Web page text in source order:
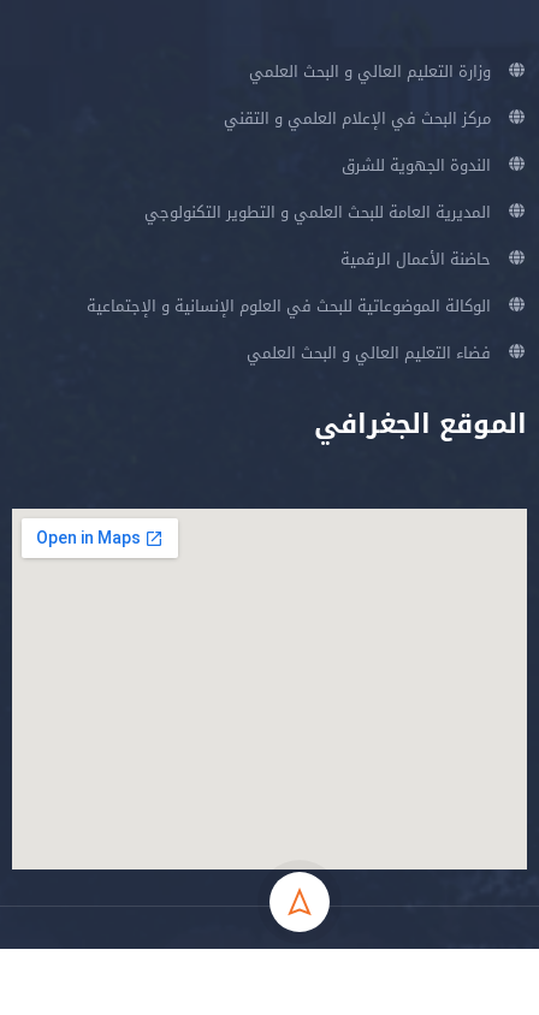
وزارة التعليم العالي و البحث العلمي
مركز البحث في الإعلام العلمي و التقني
الندوة الجهوية للشرق
المديرية العامة للبحث العلمي و التطوير التكنولوجي
حاضنة الأعمال الرقمية
الوكالة الموضوعاتية للبحث في العلوم الإنسانية و الإجتماعية
فضاء التعليم العالي و البحث العلمي
الموقع الجغرافي
جميع الحقوق محفوظة جامعة المسيلة - 2024